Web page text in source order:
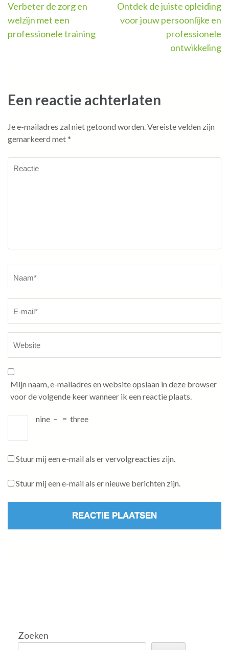
Berichtnavigatie
Verbeter de zorg en
welzijn met een
professionele training
Ontdek de juiste opleiding
voor jouw persoonlijke en
professionele
ontwikkeling
Een reactie achterlaten
Je e-mailadres zal niet getoond worden.Vereiste velden zijn
gemarkeerd met*
Mijn naam, e-mailadres en website opslaan in deze browser
voor de volgende keer wanneer ik een reactie plaats.
nine − = three
Stuur mij een e-mail als er vervolgreacties zijn.
Stuur mij een e-mail als er nieuwe berichten zijn.
Zoeken